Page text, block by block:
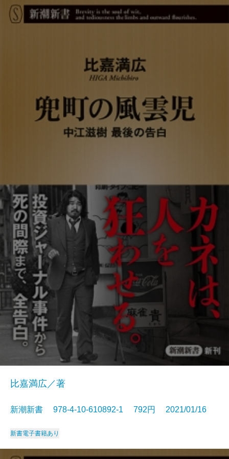
比嘉満広／著
新潮新書 978-4-10-610892-1 792円 2021/01/16
新書電子書籍あり